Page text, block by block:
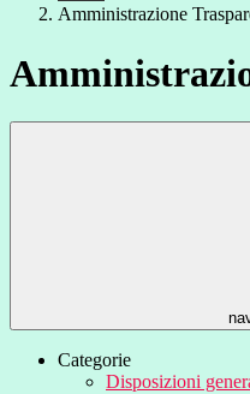
Amministrazione
Categorie
Disposizioni